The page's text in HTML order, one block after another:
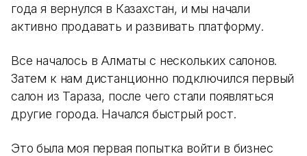
года я вернулся в Казахстан, и мы начали
активно продавать и развивать платформу.
Все началось в Алматы с нескольких салонов.
Затем к нам дистанционно подключился первый
салон из Тараза, после чего стали появляться
другие города. Начался быстрый рост.
Это была моя первая попытка войти в бизнес